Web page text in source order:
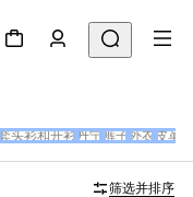
套头衫和开衫 丹宁 裤子 外衣 皮革
筛选并排序